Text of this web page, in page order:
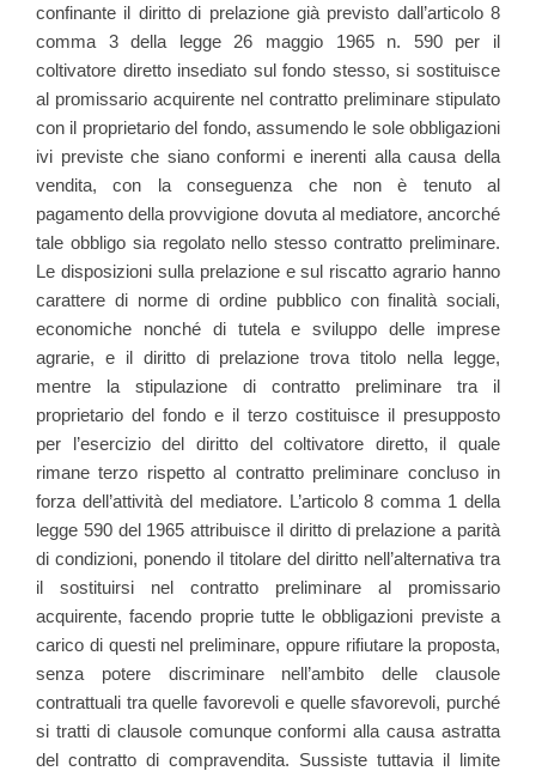
confinante il diritto di prelazione già previsto dall’articolo 8
comma 3 della legge 26 maggio 1965 n. 590 per il
coltivatore diretto insediato sul fondo stesso, si sostituisce
al promissario acquirente nel contratto preliminare stipulato
con il proprietario del fondo, assumendo le sole obbligazioni
ivi previste che siano conformi e inerenti alla causa della
vendita, con la conseguenza che non è tenuto al
pagamento della provvigione dovuta al mediatore, ancorché
tale obbligo sia regolato nello stesso contratto preliminare.
Le disposizioni sulla prelazione e sul riscatto agrario hanno
carattere di norme di ordine pubblico con finalità sociali,
economiche nonché di tutela e sviluppo delle imprese
agrarie, e il diritto di prelazione trova titolo nella legge,
mentre la stipulazione di contratto preliminare tra il
proprietario del fondo e il terzo costituisce il presupposto
per l’esercizio del diritto del coltivatore diretto, il quale
rimane terzo rispetto al contratto preliminare concluso in
forza dell’attività del mediatore. L’articolo 8 comma 1 della
legge 590 del 1965 attribuisce il diritto di prelazione a parità
di condizioni, ponendo il titolare del diritto nell’alternativa tra
il sostituirsi nel contratto preliminare al promissario
acquirente, facendo proprie tutte le obbligazioni previste a
carico di questi nel preliminare, oppure rifiutare la proposta,
senza potere discriminare nell’ambito delle clausole
contrattuali tra quelle favorevoli e quelle sfavorevoli, purché
si tratti di clausole comunque conformi alla causa astratta
del contratto di compravendita. Sussiste tuttavia il limite